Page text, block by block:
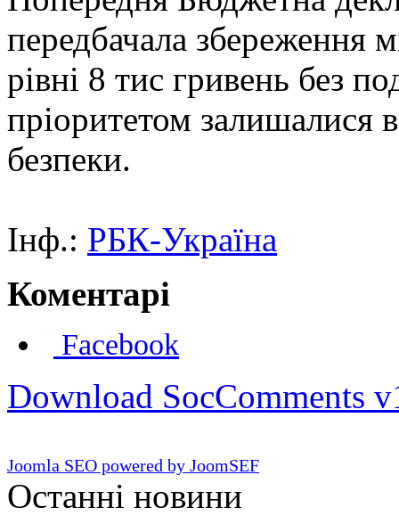
передбачала збереження
рівні 8 тис гривень без
пріоритетом залишалися
безпеки.
Інф.: РБК-Україна
Коментарі
Facebook
Download SocComments
Joomla SEO powered by JoomSEF
Останні новини